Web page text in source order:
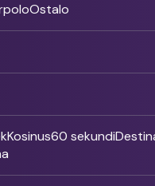
Ostalo
Kosinus60 sekundi